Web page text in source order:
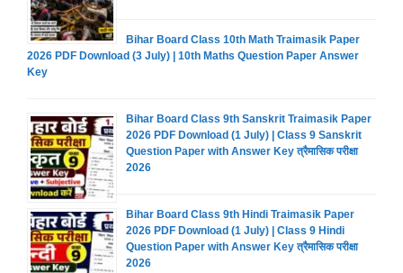
Bihar Board Class 10th Math Traimasik Paper
2026 PDF Download (3 July) | 10th Maths Question Paper Answer
Key
Bihar Board Class 9th Sanskrit Traimasik Paper
2026 PDF Download (1 July) | Class 9 Sanskrit
Question Paper with Answer Key त्रैमासिक परीक्षा
2026
Bihar Board Class 9th Hindi Traimasik Paper
2026 PDF Download (1 July) | Class 9 Hindi
Question Paper with Answer Key त्रैमासिक परीक्षा
2026